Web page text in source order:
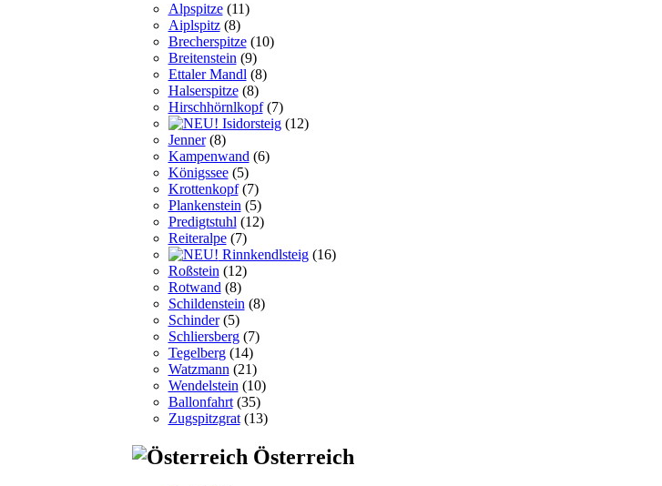
Alpspitze(11)
Aiplspitz(8)
Brecherspitze(10)
Breitenstein (9)
Ettaler Mandl (8)
Halserspitze(8)
Hirschhörnlkopf(7)
Isidorsteig(12)
Jenner(8)
Kampenwand (6)
Königssee(5)
Krottenkopf(7)
Plankenstein (5)
Predigtstuhl (12)
Reiteralpe(7)
Rinnkendlsteig(16)
Roßstein (12)
Rotwand (8)
Schildenstein (8)
Schinder(5)
Schliersberg(7)
Tegelberg(14)
Watzmann (21)
Wendelstein (10)
Ballonfahrt(35)
Zugspitzgrat(13)
Österreich